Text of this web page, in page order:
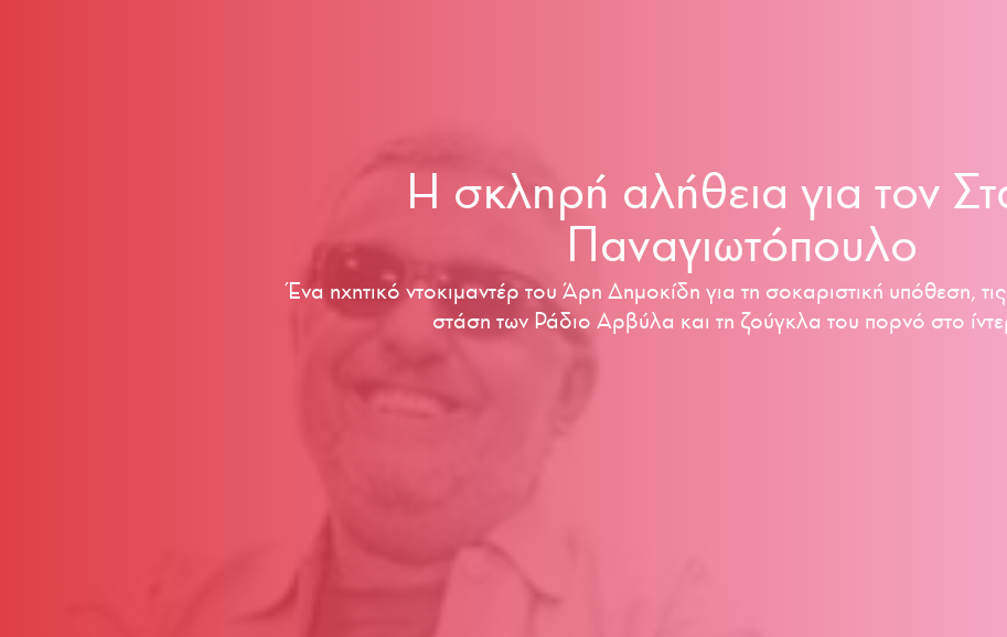
Η σκληρή αλήθεια για τον
Παναγιωτόπουλο
Ένα ηχητικό ντοκιμαντέρ του Άρη Δημοκίδη για τη σοκαριστική υπόθεση,
στάση των Ράδιο Αρβύλα και τη ζούγκλα του πορνό στο